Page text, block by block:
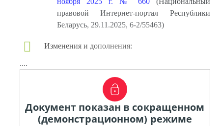
правовой Интернет-портал Республики
Беларусь, 29.11.2025, 6-2/55463)
Изменения и дополнения:
....
Документ показан в сокращенном
(демонстрационном) режиме